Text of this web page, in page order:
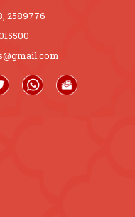
2589776